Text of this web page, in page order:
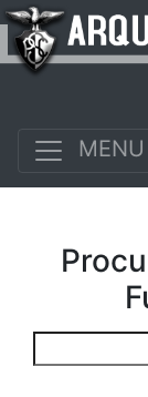
MENU